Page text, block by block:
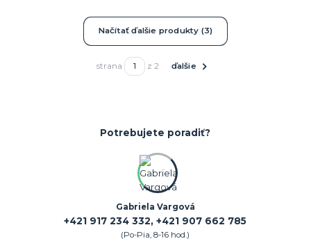
Načítať ďalšie produkty (3)
strana z 2 ďalšie
Potrebujete poradiť?
Gabriela Vargová
+421 917 234 332, +421 907 662 785
(Po-Pia, 8-16 hod.)